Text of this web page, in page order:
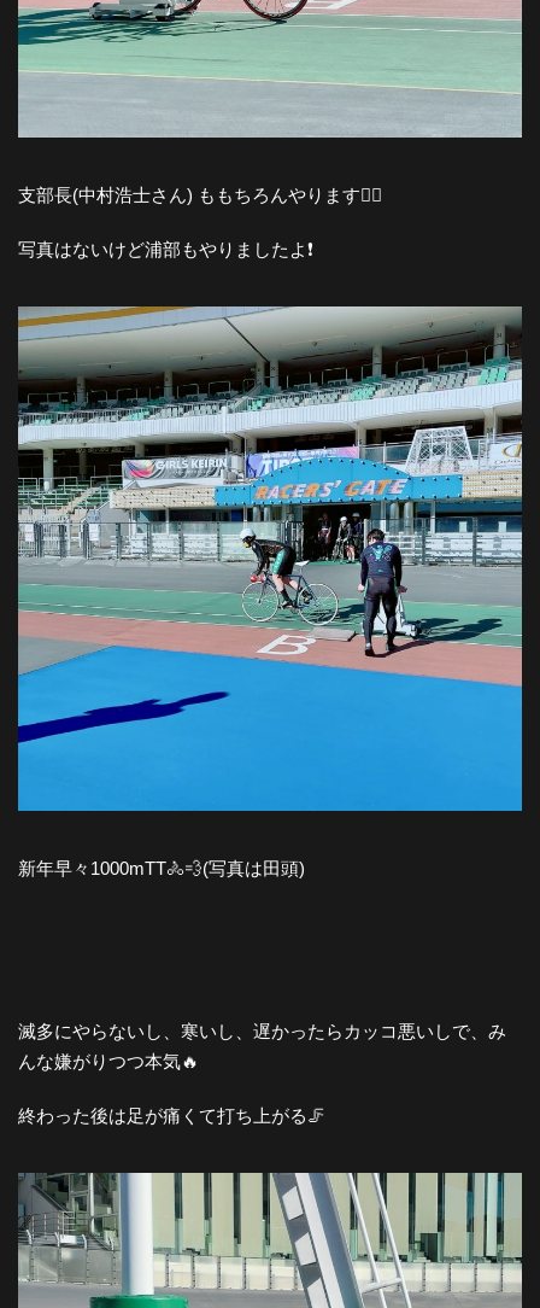
支部長(中村浩士さん) ももちろんやります❤️‍🔥
写真はないけど浦部もやりましたよ❗️
新年早々1000mTT🚴💨(写真は田頭)
滅多にやらないし、寒いし、遅かったらカッコ悪いしで、み
んな嫌がりつつ本気🔥
終わった後は足が痛くて打ち上がる🦵